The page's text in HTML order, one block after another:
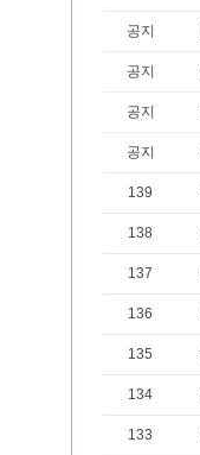
공지
공지
공지
공지
139
138
137
136
135
134
133